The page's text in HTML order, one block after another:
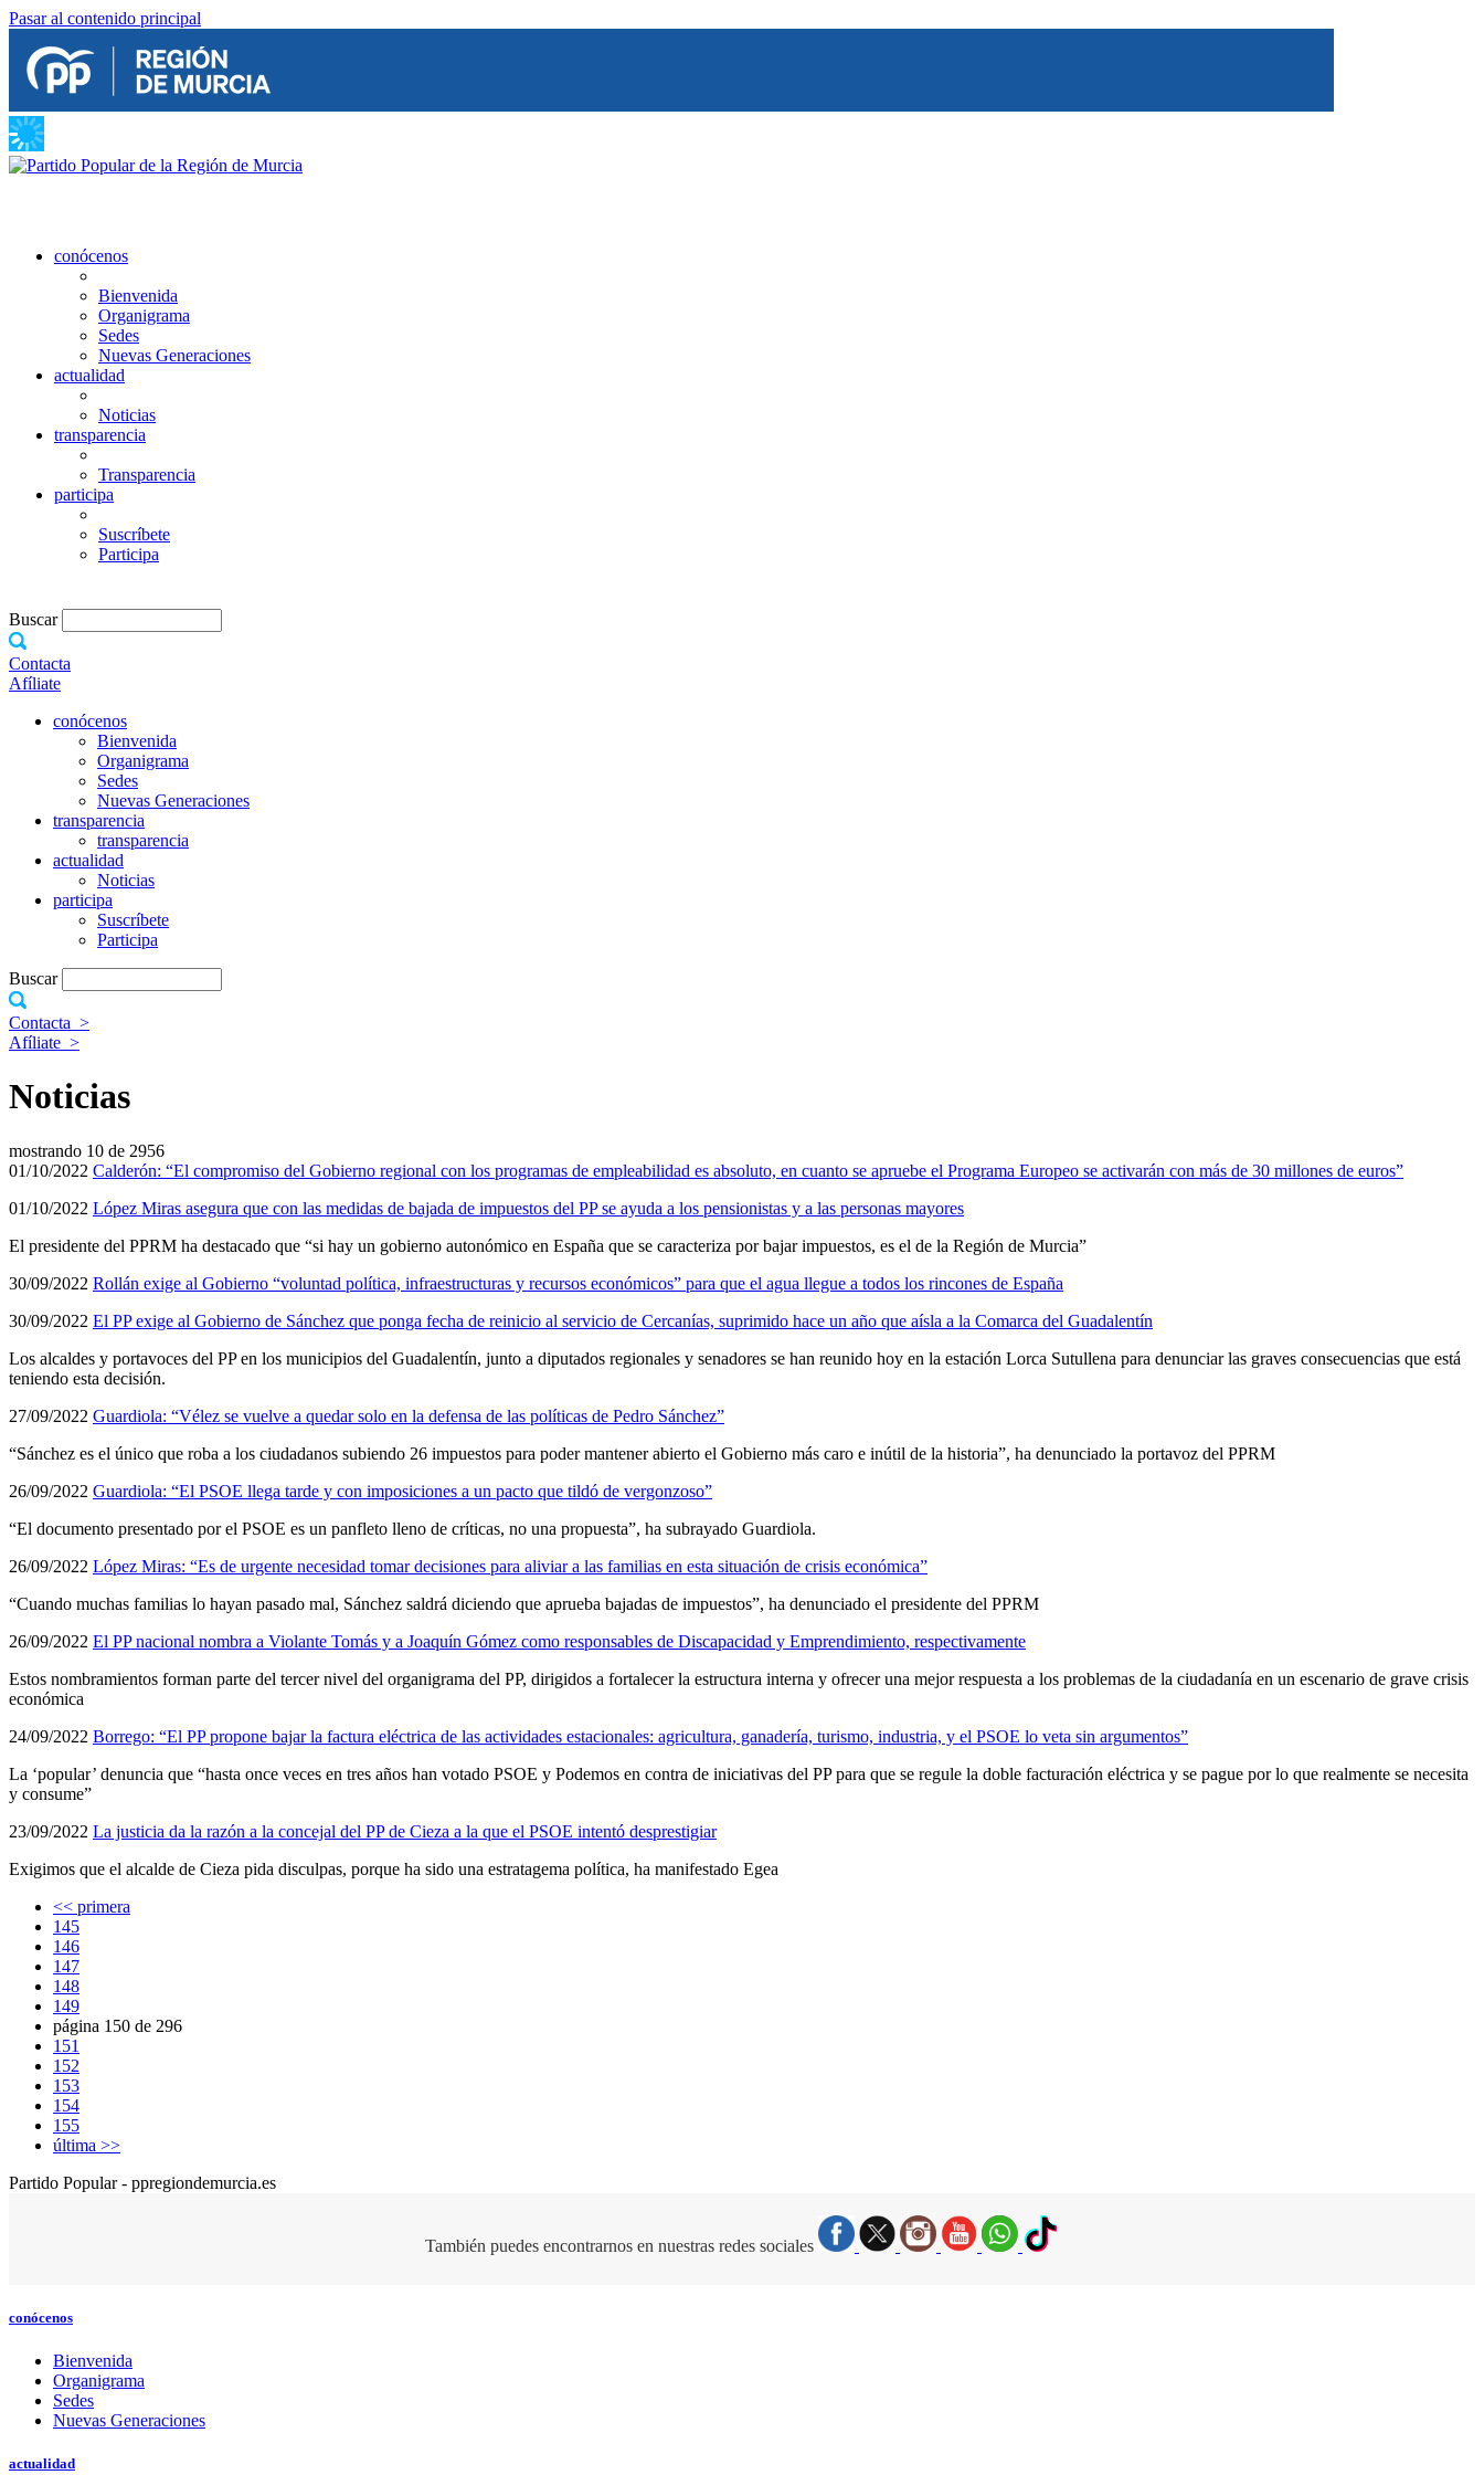
Pasar al contenido principal
conócenos
Bienvenida
Organigrama
Sedes
Nuevas Generaciones
actualidad
Noticias
transparencia
Transparencia
participa
Suscríbete
Participa
Buscar
Contacta
Afíliate
conócenos
Bienvenida
Organigrama
Sedes
Nuevas Generaciones
transparencia
transparencia
actualidad
Noticias
participa
Suscríbete
Participa
Buscar
Contacta >
Afíliate >
Noticias
mostrando 10 de 2956
01/10/2022 Calderón: “El compromiso del Gobierno regional con los programas de empleabilidad es absoluto, en cuanto se apruebe el Programa Europeo se activarán con más de 30 millones de euros”
01/10/2022 López Miras asegura que con las medidas de bajada de impuestos del PP se ayuda a los pensionistas y a las personas mayores
El presidente del PPRM ha destacado que “si hay un gobierno autonómico en España que se caracteriza por bajar impuestos, es el de la Región de Murcia”
30/09/2022 Rollán exige al Gobierno “voluntad política, infraestructuras y recursos económicos” para que el agua llegue a todos los rincones de España
30/09/2022 El PP exige al Gobierno de Sánchez que ponga fecha de reinicio al servicio de Cercanías, suprimido hace un año que aísla a la Comarca del Guadalentín
Los alcaldes y portavoces del PP en los municipios del Guadalentín, junto a diputados regionales y senadores se han reunido hoy en la estación Lorca Sutullena para denunciar las graves consecuencias que está
teniendo esta decisión.
27/09/2022 Guardiola: “Vélez se vuelve a quedar solo en la defensa de las políticas de Pedro Sánchez”
“Sánchez es el único que roba a los ciudadanos subiendo 26 impuestos para poder mantener abierto el Gobierno más caro e inútil de la historia”, ha denunciado la portavoz del PPRM
26/09/2022 Guardiola: “El PSOE llega tarde y con imposiciones a un pacto que tildó de vergonzoso”
“El documento presentado por el PSOE es un panfleto lleno de críticas, no una propuesta”, ha subrayado Guardiola.
26/09/2022 López Miras: “Es de urgente necesidad tomar decisiones para aliviar a las familias en esta situación de crisis económica”
“Cuando muchas familias lo hayan pasado mal, Sánchez saldrá diciendo que aprueba bajadas de impuestos”, ha denunciado el presidente del PPRM
26/09/2022 El PP nacional nombra a Violante Tomás y a Joaquín Gómez como responsables de Discapacidad y Emprendimiento, respectivamente
Estos nombramientos forman parte del tercer nivel del organigrama del PP, dirigidos a fortalecer la estructura interna y ofrecer una mejor respuesta a los problemas de la ciudadanía en un escenario de grave crisis
económica
24/09/2022 Borrego: “El PP propone bajar la factura eléctrica de las actividades estacionales: agricultura, ganadería, turismo, industria, y el PSOE lo veta sin argumentos”
La ‘popular’ denuncia que “hasta once veces en tres años han votado PSOE y Podemos en contra de iniciativas del PP para que se regule la doble facturación eléctrica y se pague por lo que realmente se necesita
y consume”
23/09/2022 La justicia da la razón a la concejal del PP de Cieza a la que el PSOE intentó desprestigiar
Exigimos que el alcalde de Cieza pida disculpas, porque ha sido una estratagema política, ha manifestado Egea
<< primera
145
146
147
148
149
página 150 de 296
151
152
153
154
155
última >>
Partido Popular - ppregiondemurcia.es
También puedes encontrarnos en nuestras redes sociales
conócenos
Bienvenida
Organigrama
Sedes
Nuevas Generaciones
actualidad